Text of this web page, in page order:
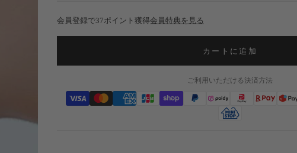
会員登録で37ポイント獲得会員特典を見る
カートに追加
ご利用いただける決済方法